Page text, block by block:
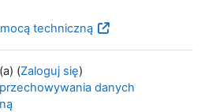
techniczną
(Zaloguj się)
danych